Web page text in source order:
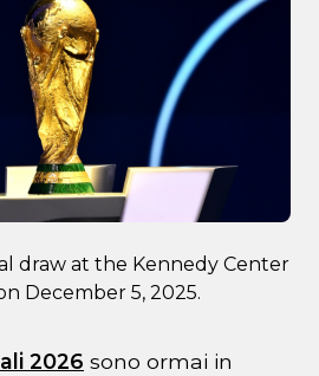
draw at the Kennedy Center
December 5, 2025.
2026 sono ormai in